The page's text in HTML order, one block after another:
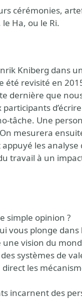
cérémonies,
Ha, ou le Ri.
Kniberg dans
été revisité en
dernière que
tâche. Une
mesurera
les analyse
travail à un
simple opinion ?
vous plonge dans
vision du
systèmes de
les
incarnent des